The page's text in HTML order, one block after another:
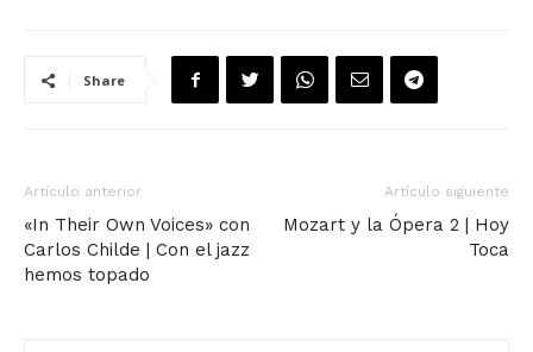
Share
Artículo anterior
«In Their Own Voices» con
Carlos Childe | Con el jazz
hemos topado
Artículo siguiente
Mozart y la Ópera 2 | Hoy
Toca